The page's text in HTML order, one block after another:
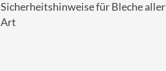
Sicherheitshinweise für Bleche aller
Art